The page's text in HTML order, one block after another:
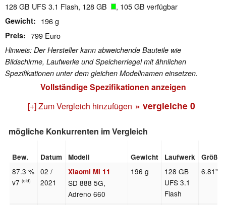
128 GB UFS 3.1 Flash, 128 GB , 105 GB verfügbar
Gewicht 196 g
Preis 799 Euro
Hinweis: Der Hersteller kann abweichende Bauteile wie
Bildschirme, Laufwerke und Speicherriegel mit ähnlichen
Spezifikationen unter dem gleichen Modellnamen einsetzen.
Vollständige Spezifikationen anzeigen
[+] Zum Vergleich hinzufügen » vergleiche 0
mögliche Konkurrenten im Vergleich
Bew. Datum Modell Gewicht Laufwerk Größe
87.3 %
v7(old)
02 /
2021
Xiaomi Mi 11
SD 888 5G,
Adreno 660
196 g
128 GB
UFS 3.1
Flash
6.81"